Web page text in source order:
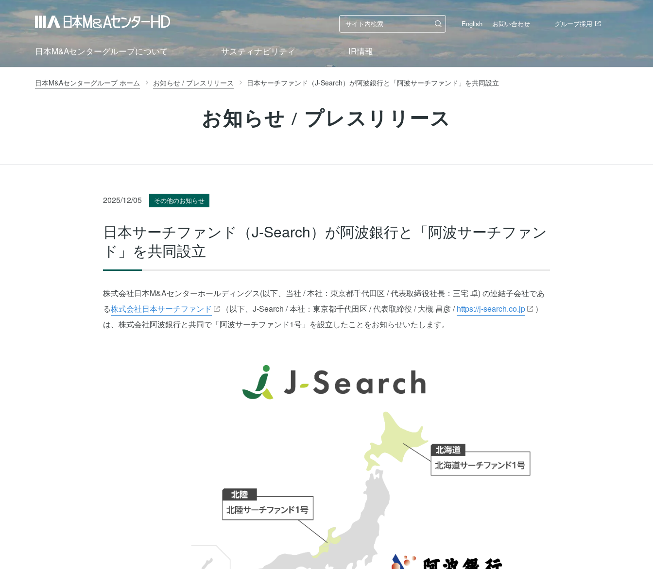
English お問い合わせ グループ採用
日本M&Aセンターグループについて サスティナビリティ IR情報
日本M&Aセンターグループ ホーム お知らせ / プレスリリース 日本サーチファンド（J-Search）が阿波銀行と「阿波サーチファンド」を共同設立
お知らせ / プレスリリース
2025/12/05 その他のお知らせ
日本サーチファンド（J-Search）が阿波銀行と「阿波サーチファン
ド」を共同設立
株式会社日本M&Aセンターホールディングス(以下、当社 / 本社：東京都千代田区 / 代表取締役社長：三宅 卓) の連結子会社であ
る株式会社日本サーチファンド （以下、J-Search / 本社：東京都千代田区 / 代表取締役 / 大槻 昌彦 /https://j-search.co.jp
）
は、株式会社阿波銀行と共同で「阿波サーチファンド1号」を設立したことをお知らせいたします。